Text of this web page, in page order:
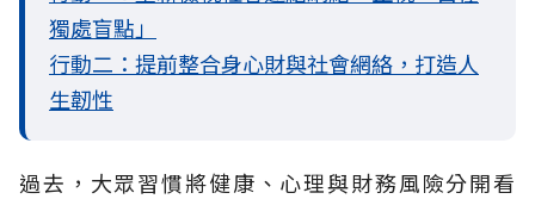
獨處盲點」
行動二：提前整合身心財與社會網絡，打造人
生韌性
過去，大眾習慣將健康、心理與財務風險分開看